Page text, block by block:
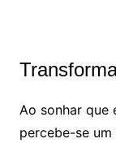
Ao sonhar que
percebe-se